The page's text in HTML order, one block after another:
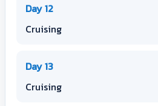
Day 12
Cruising
Day 13
Cruising